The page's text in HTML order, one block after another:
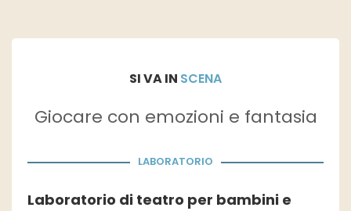
SI VA IN SCENA
Giocare con emozioni e fantasia
LABORATORIO
Laboratorio di teatro per bambini e